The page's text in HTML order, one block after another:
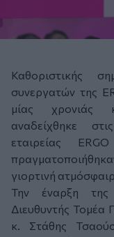
Καθοριστικής
συνεργατών της
μίας χρονιάς
αναδείχθηκε
εταιρείας
γιορτινή
Την έναρξη της
Διευθυντής Τομέα
κ. Στάθης